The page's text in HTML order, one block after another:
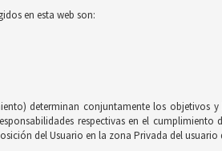
en esta web son:
determinan conjuntamente los
respectivas en el
del Usuario en la zona Privada del usuario